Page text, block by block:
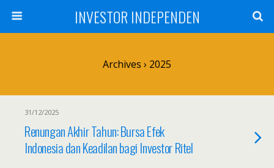
INVESTOR INDEPENDEN
Archives › 2025
31/12/2025
Renungan Akhir Tahun: Bursa Efek
Indonesia dan Keadilan bagi Investor Ritel